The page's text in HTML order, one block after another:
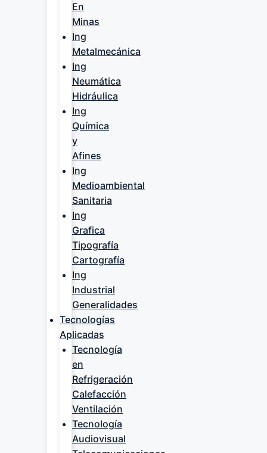
En
Minas
Ing
Metalmecánica
Ing
Neumática
Hidráulica
Ing
Química
y
Afines
Ing
Medioambiental
Sanitaria
Ing
Grafica
Tipografía
Cartografía
Ing
Industrial
Generalidades
Tecnologías
Aplicadas
Tecnología
en
Refrigeración
Calefacción
Ventilación
Tecnología
Audiovisual